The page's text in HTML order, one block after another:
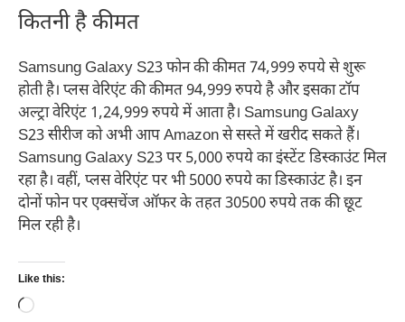
कितनी है कीमत
Samsung Galaxy S23 फोन की कीमत 74,999 रुपये से शुरू
होती है। प्लस वेरिएंट की कीमत 94,999 रुपये है और इसका टॉप
अल्ट्रा वेरिएंट 1,24,999 रुपये में आता है। Samsung Galaxy
S23 सीरीज को अभी आप Amazon से सस्ते में खरीद सकते हैं।
Samsung Galaxy S23 पर 5,000 रुपये का इंस्टेंट डिस्काउंट मिल
रहा है। वहीं, प्लस वेरिएंट पर भी 5000 रुपये का डिस्काउंट है। इन
दोनों फोन पर एक्सचेंज ऑफर के तहत 30500 रुपये तक की छूट
मिल रही है।
Like this:
Loading…